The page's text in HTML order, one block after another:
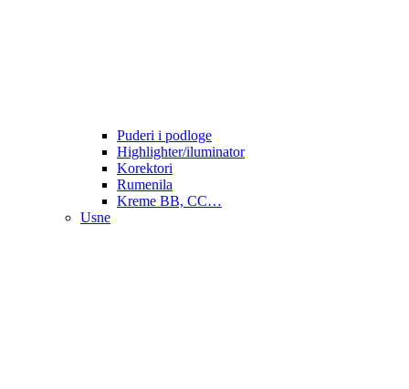
Puderi i podloge
Highlighter/iluminator
Korektori
Rumenila
Kreme BB, CC…
Usne